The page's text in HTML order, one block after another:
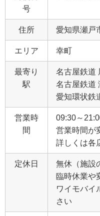
号
住所 愛知県瀬戸
エリア 幸町
最寄り
駅
名古屋鉄道
名古屋鉄道
愛知環状鉄
営業時
間
09:30～
営業時間が
詳しくは各
定休日
無休（施設
臨時休業や
ワイモバイ
さい